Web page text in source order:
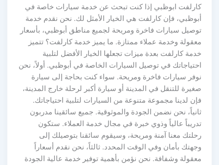
كارلفت ابوظبي إذا كنت تبحث عن خدمة سيارات خاصة في
أبوظبي، فإن كارلفت هي الخيار الأمثل لك. نحن نقدم خدمة
توصيل سيارات فاخرة ومريحة لجميع مناطق أبوظبي، بأسعار
معقولة وخدمة عملاء ممتازة. ما يميز خدمة كارلفت؟ تتميز
خدمة كارلفت بعدة ميزات تجعلها الخيار الأفضل لتلبية
احتياجاتك في توصيل السيارات الخاصة في أبوظبي. أولاً، نحن
نوفر سيارات فاخرة ومريحة. سواء كنت بحاجة إلى سيارة
صغيرة للتنقل في المدينة أو سيارة أكبر لرحلة خارج المدينة،
فإن لدينا مجموعة متنوعة من السيارات لتلبية احتياجاتك.
ثانياً، نحن نضمن الجودة والموثوقية. جميع سائقينا مدربون
تدريباً عالياً وذوي خبرة في مجال خدمة العملاء. ستكون
رحلتك معنا آمنة ومريحة، وسيقوم سائقنا بتوصيلك إلى
وجهتك بأمان وفي الوقت المحدد. ثالثاً، نحن نقدم أسعاراً
معقولة وشفافة. نحن نؤمن بأهمية توفير خدمة عالية الجودة